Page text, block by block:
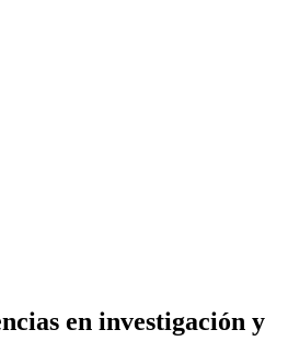
en investigación y